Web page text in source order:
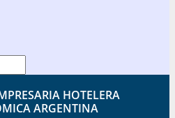
HOTELERA
ARGENTINA